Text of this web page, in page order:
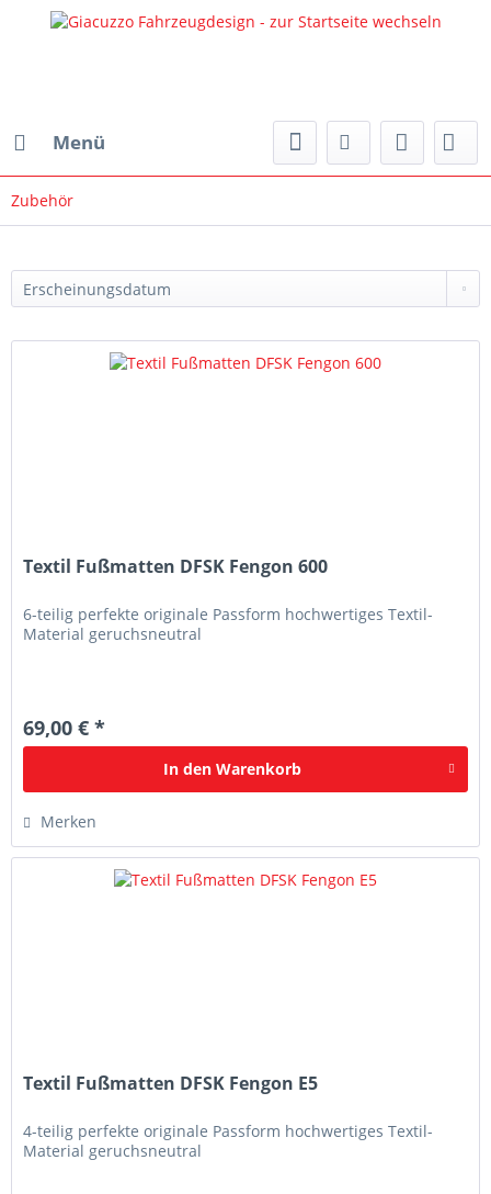
Menü
Zubehör
Textil Fußmatten DFSK Fengon 600
6-teilig perfekte originale Passform hochwertiges Textil-
Material geruchsneutral
69,00 € *
In den Warenkorb
Merken
Textil Fußmatten DFSK Fengon E5
4-teilig perfekte originale Passform hochwertiges Textil-
Material geruchsneutral